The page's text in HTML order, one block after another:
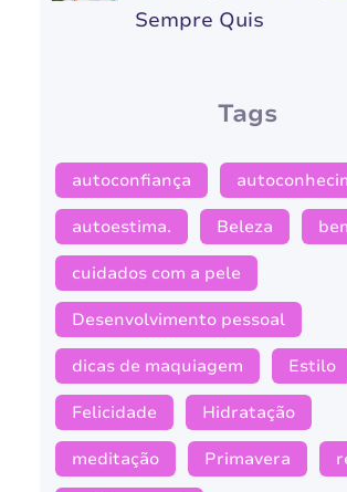
Sempre Quis
Tags
autoconfiança
autoestima. Beleza
cuidados com a pele
Desenvolvimento pessoal
dicas de maquiagem Estilo
Felicidade Hidratação
meditação Primavera